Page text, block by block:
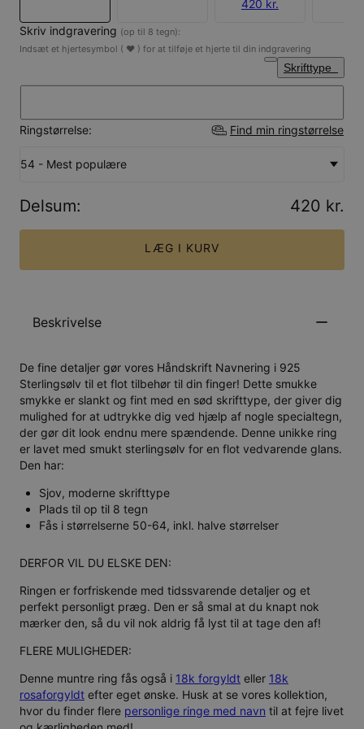
420 kr.
Skriv indgravering (op til 8 tegn):
Indsæt et hjertesymbol ( ♥ ) for at tilføje et hjerte til din indgravering
Skrifttype
Ringstørrelse: Find min ringstørrelse
54 - Mest populære
Delsum: 420 kr.
LÆG I KURV
Beskrivelse
De fine detaljer gør vores Håndskrift Navnering i 925
Sterlingsølv til et flot tilbehør til din finger! Dette smukke
smykke er slankt og fint med en sød skrifttype, der giver dig
mulighed for at udtrykke dig ved hjælp af nogle specialtegn,
der gør dit look endnu mere spændende. Denne unikke ring
er lavet med smukt sterlingsølv for en flot vedvarende glans.
Den har:
Sjov, moderne skrifttype
Plads til op til 8 tegn
Fås i størrelserne 50-64, inkl. halve størrelser
DERFOR VIL DU ELSKE DEN:
Ringen er forfriskende med tidssvarende detaljer og et
perfekt personligt præg. Den er så smal at du knapt nok
mærker den, så du vil nok aldrig få lyst til at tage den af!
FLERE MULIGHEDER:
Denne muntre ring fås også i 18k forgyldt eller 18k
rosaforgyldt efter eget ønske. Husk at se vores kollektion,
hvor du finder flere personlige ringe med navn til at fejre livet